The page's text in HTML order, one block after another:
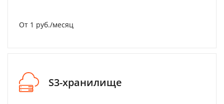
От 1 руб./месяц
S3-хранилище